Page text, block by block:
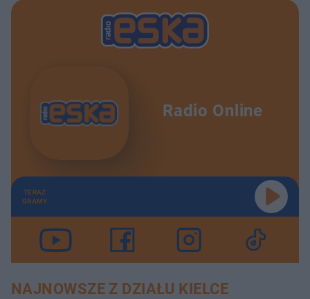
Radio Online
TERAZ
GRAMY
NAJNOWSZE Z DZIAŁU KIELCE